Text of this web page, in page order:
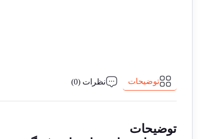
توضیحات نظرات (0)
توضیحات